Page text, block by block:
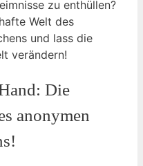
zu enthüllen?
Welt des
und lass die
verändern!
Die
anonymen